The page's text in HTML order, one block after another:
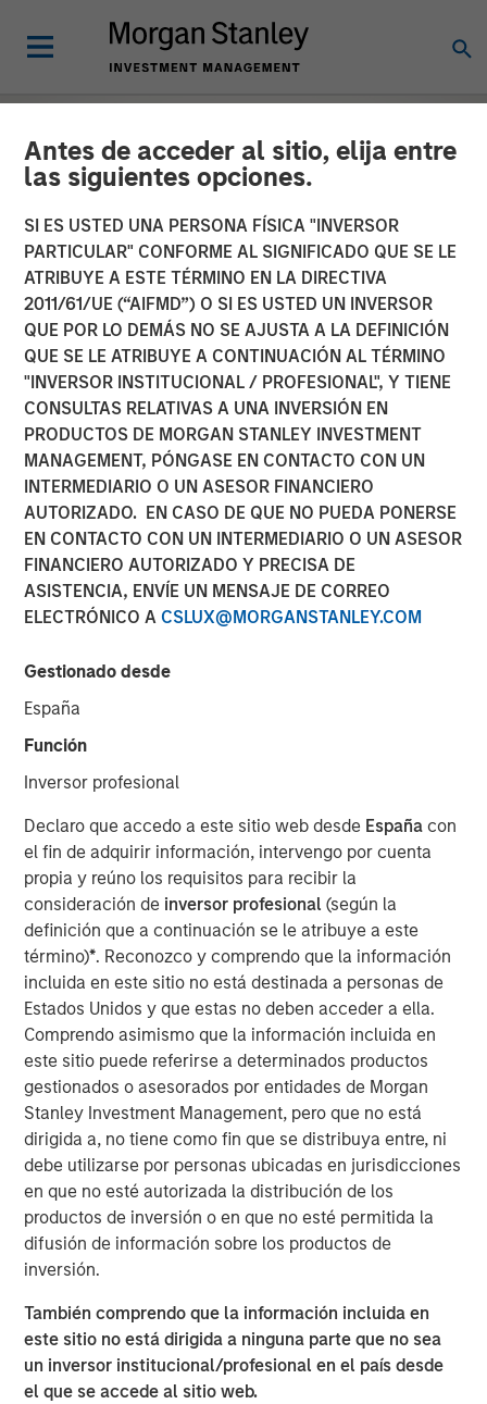
Antes de acceder al sitio, elija entre
las siguientes opciones.
SI ES USTED UNA PERSONA FÍSICA "INVERSOR
PARTICULAR" CONFORME AL SIGNIFICADO QUE SE LE
ATRIBUYE A ESTE TÉRMINO EN LA DIRECTIVA
2011/61/UE (“AIFMD”) O SI ES USTED UN INVERSOR
QUE POR LO DEMÁS NO SE AJUSTA A LA DEFINICIÓN
QUE SE LE ATRIBUYE A CONTINUACIÓN AL TÉRMINO
"INVERSOR INSTITUCIONAL / PROFESIONAL", Y TIENE
CONSULTAS RELATIVAS A UNA INVERSIÓN EN
PRODUCTOS DE MORGAN STANLEY INVESTMENT
MANAGEMENT, PÓNGASE EN CONTACTO CON UN
INTERMEDIARIO O UN ASESOR FINANCIERO
AUTORIZADO. EN CASO DE QUE NO PUEDA PONERSE
EN CONTACTO CON UN INTERMEDIARIO O UN ASESOR
FINANCIERO AUTORIZADO Y PRECISA DE
ASISTENCIA, ENVÍE UN MENSAJE DE CORREO
ELECTRÓNICO A CSLUX@MORGANSTANLEY.COM
Gestionado desde
España
Función
Inversor profesional
Declaro que accedo a este sitio web desde España con
el fin de adquirir información, intervengo por cuenta
propia y reúno los requisitos para recibir la
consideración de inversor profesional(según la
definición que a continuación se le atribuye a este
término)*. Reconozco y comprendo que la información
incluida en este sitio no está destinada a personas de
Estados Unidos y que estas no deben acceder a ella.
Comprendo asimismo que la información incluida en
este sitio puede referirse a determinados productos
gestionados o asesorados por entidades de Morgan
Stanley Investment Management, pero que no está
dirigida a, no tiene como fin que se distribuya entre, ni
debe utilizarse por personas ubicadas en jurisdicciones
en que no esté autorizada la distribución de los
productos de inversión o en que no esté permitida la
difusión de información sobre los productos de
inversión.
También comprendo que la información incluida en
este sitio no está dirigida a ninguna parte que no sea
un inversor institucional/profesional en el país desde
el que se accede al sitio web.
EDGE INSIGHTS
The EDGE:
Automation/Robotics
18 DICIEMBRE 2018
Factory automation has been around since the advent of
Britain, which began the Industrial Revolution. The first
robots were introduced by the auto industry in the 1960s,
have been the largest commercial users of robots. In the
last decade, however, advances in technology have
enabled robots to address more needs across a greater
number of industries.
Historically, their biggest issues have been high cost and
lack of flexibility. Over the last 10 years, three
technological changes in robotics have increased their
flexibility, lowered their cost and expanded their
addressable market.
First, suites of sensors originally developed for
smartphones and video gaming have been adapted to
robotics. The scale of these industries enabled them to
invest in rapid advances and achieve lowered costs
through mass production that the smaller robotics
industry could never have achieved on its own.
Second, improved software is lowering the cost of
integration (programming and outfitting the robot to
engineer or computer scientist a month to program a
robot, with the newest software a company can use less
skilled labor to program the robot in one to two days.